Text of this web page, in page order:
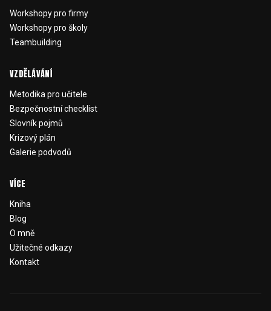
Workshopy pro firmy
Workshopy pro školy
Teambuilding
VZDĚLÁVÁNÍ
Metodika pro učitele
Bezpečnostní checklist
Slovník pojmů
Krizový plán
Galerie podvodů
VÍCE
Kniha
Blog
O mně
Užitečné odkazy
Kontakt